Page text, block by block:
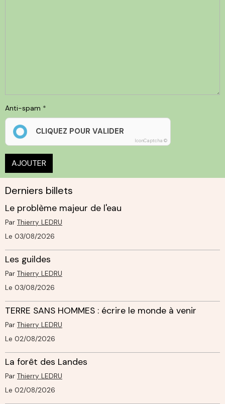
Anti-spam
CLIQUEZ POUR VALIDER
IconCaptcha ©
AJOUTER
Derniers billets
Le problème majeur de l'eau
Par Thierry LEDRU
Le 03/08/2026
Les guildes
Par Thierry LEDRU
Le 03/08/2026
TERRE SANS HOMMES : écrire le monde à venir
Par Thierry LEDRU
Le 02/08/2026
La forêt des Landes
Par Thierry LEDRU
Le 02/08/2026